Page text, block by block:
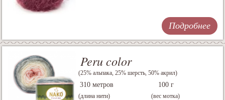
Подробнее
Peru color
(25% альпака, 25% шерсть, 50% акрил)
310 метров
(длина нити)
100 г
(вес мотка)